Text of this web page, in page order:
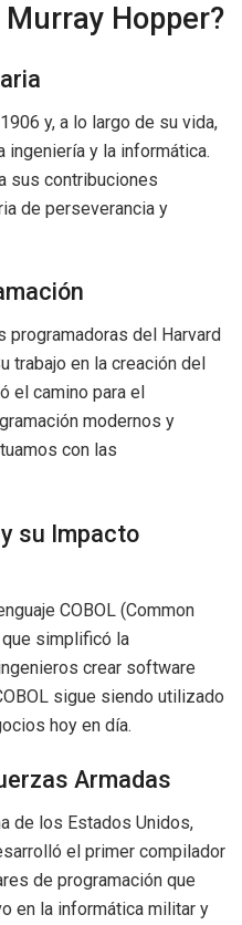
Hopper?
y, a lo largo de su vida,
ingeniería y la informática.
sus contribuciones
de perseverancia y
programadoras del Harvard
trabajo en la creación del
el camino para el
modernos y
con las
su Impacto
COBOL (Common
simplificó la
crear software
sigue siendo utilizado
hoy en día.
Armadas
de los Estados Unidos,
el primer compilador
de programación que
en la informática militar y